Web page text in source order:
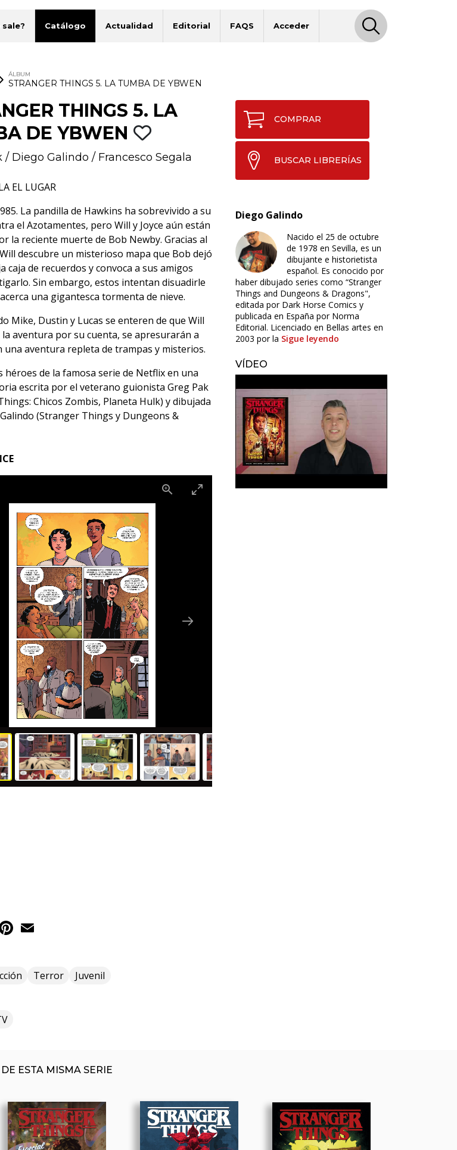
sale? Catálogo Actualidad Editorial FAQS Acceder
ÁLBUM
STRANGER THINGS 5. LA TUMBA DE YBWEN
THINGS 5. LA
DE YBWEN
/ Diego Galindo / Francesco Segala
EL LUGAR
La pandilla de Hawkins ha sobrevivido a su
el Azotamentes, pero Will y Joyce aún están
la reciente muerte de Bob Newby. Gracias al
descubre un misterioso mapa que Bob dejó
caja de recuerdos y convoca a sus amigos
Sin embargo, estos intentan disuadirle
una gigantesca tormenta de nieve.
Mike, Dustin y Lucas se enteren de que Will
la aventura por su cuenta, se apresurarán a
una aventura repleta de trampas y misterios.
héroes de la famosa serie de Netflix en una
escrita por el veterano guionista Greg Pak
Chicos Zombis, Planeta Hulk) y dibujada
(Stranger Things y Dungeons &
Pinterest
Terror Juvenil
COMPRAR
BUSCAR LIBRERÍAS
Diego Galindo
Nacido el 25 de octubre
de 1978 en Sevilla, es un
dibujante e historietista
español. Es conocido por
haber dibujado series como “Stranger
Things and Dungeons & Dragons",
editada por Dark Horse Comics y
publicada en España por Norma
Editorial. Licenciado en Bellas artes en
2003 por la Sigue leyendo
VÍDEO
DE ESTA MISMA SERIE